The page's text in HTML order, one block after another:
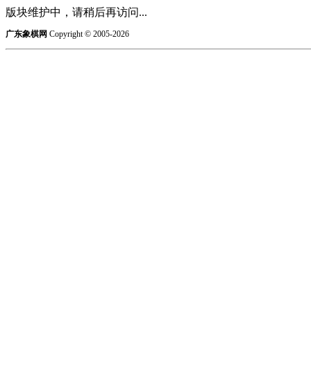
版块维护中，请稍后再访问...
广东象棋网 Copyright © 2005-2026